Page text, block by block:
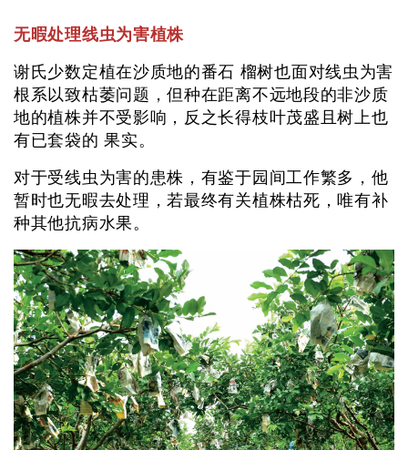
无暇处理线虫为害植株
谢氏少数定植在沙质地的番石 榴树也面对线虫为害
根系以致枯萎问题，但种在距离不远地段的非沙质
地的植株并不受影响，反之长得枝叶茂盛且树上也
有已套袋的 果实。
对于受线虫为害的患株，有鉴于园间工作繁多，他
暂时也无暇去处理，若最终有关植株枯死，唯有补
种其他抗病水果。